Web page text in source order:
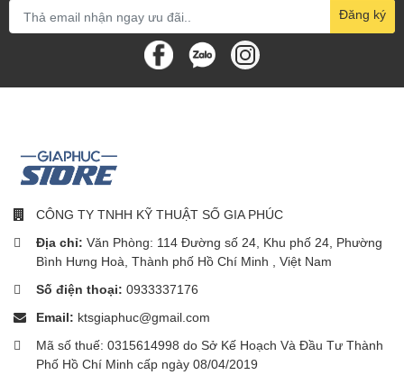
Đăng ký
CÔNG TY TNHH KỸ THUẬT SỐ GIA PHÚC
Địa chỉ: Văn Phòng: 114 Đường số 24, Khu phố 24, Phường
Bình Hưng Hoà, Thành phố Hồ Chí Minh , Việt Nam
Số điện thoại: 0933337176
Email: ktsgiaphuc@gmail.com
Mã số thuế: 0315614998 do Sở Kế Hoạch Và Đầu Tư Thành
Phố Hồ Chí Minh cấp ngày 08/04/2019